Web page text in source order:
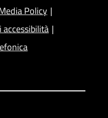
Policy
accessibilità